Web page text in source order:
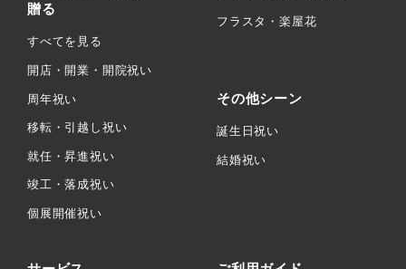
贈る
すべてを見る
開店・開業・開院祝い
周年祝い
移転・引越し祝い
就任・昇進祝い
竣工・落成祝い
個展開催祝い
フラスタ・楽屋花
その他シーン
誕生日祝い
結婚祝い